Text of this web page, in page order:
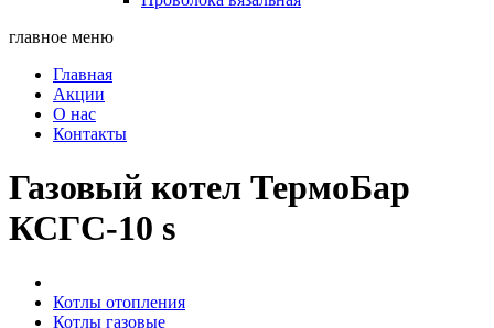
главное меню
Главная
Акции
О нас
Контакты
Газовый котел ТермоБар
КСГС-10 s
Котлы отопления
Котлы газовые